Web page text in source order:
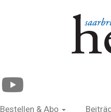
Bestellen & Abo